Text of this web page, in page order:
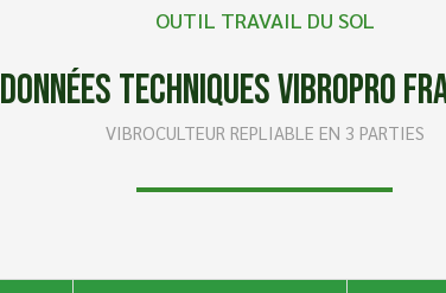
OUTIL TRAVAIL DU SOL
Données techniques Vibropro
VIBROCULTEUR REPLIABLE EN 3 PARTIES